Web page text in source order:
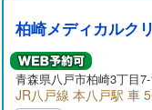
柏崎メディカルク
青森県八戸市柏崎3丁目
JR八戸線 本八戸駅 車